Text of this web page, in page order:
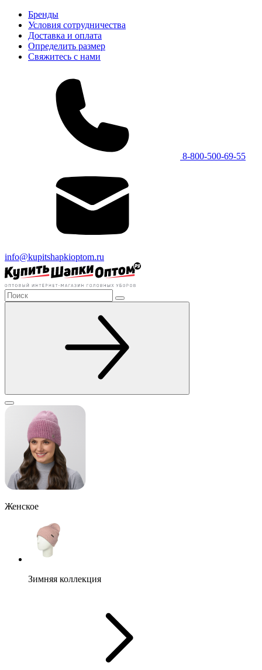
Бренды
Условия сотрудничества
Доставка и оплата
Определить размер
Свяжитесь с нами
8-800-500-69-55
info@kupitshapkioptom.ru
Женское
Зимняя коллекция